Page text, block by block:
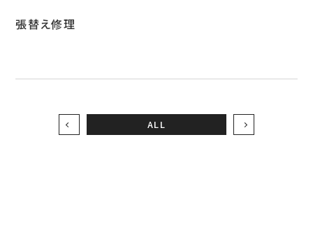
張替え修理
ALL